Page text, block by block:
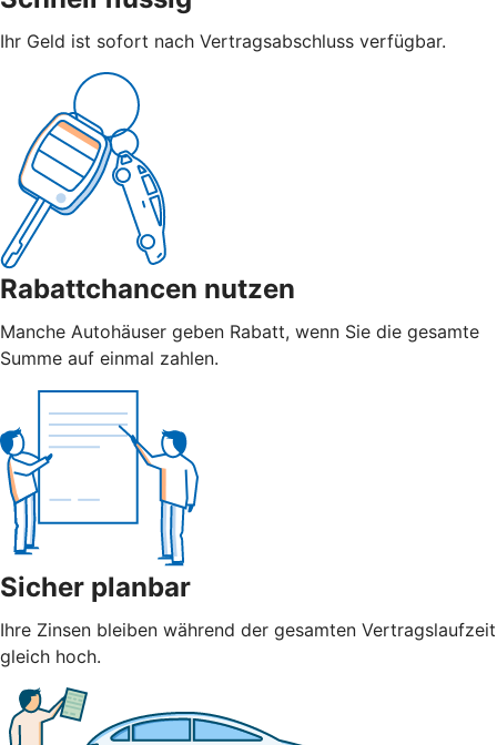
Ihr Geld ist sofort nach Vertragsabschluss verfügbar.
Rabattchancen nutzen
Manche Autohäuser geben Rabatt, wenn Sie die gesamte
Summe auf einmal zahlen.
Sicher planbar
Ihre Zinsen bleiben während der gesamten Vertragslaufzeit
gleich hoch.